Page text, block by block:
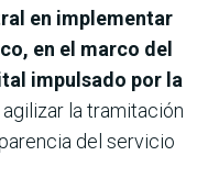
en implementar
en el marco del
impulsado por la
agilizar la tramitación
del servicio